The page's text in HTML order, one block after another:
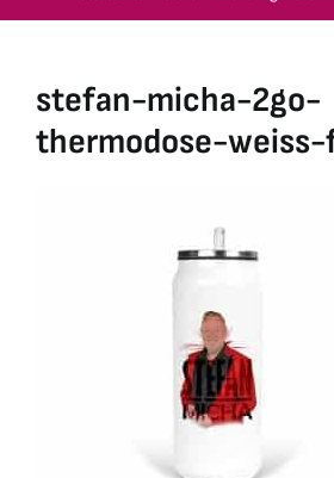
Geschenk-Gutscheine
stefan-micha-2go-
thermodose-